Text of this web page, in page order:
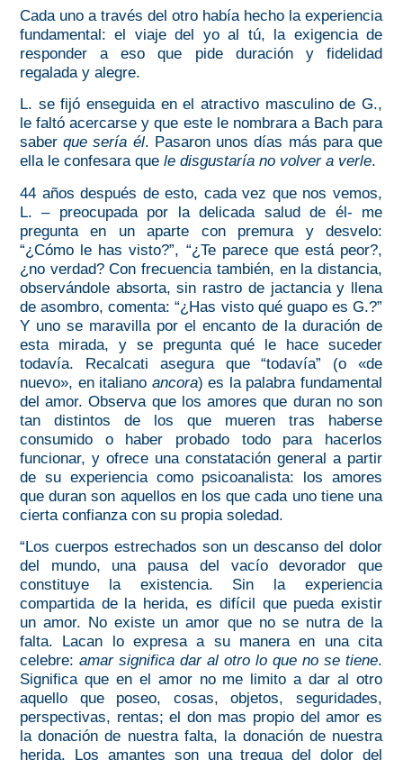
Cada uno a través del otro había hecho la experiencia
fundamental: el viaje del yo al tú, la exigencia de
responder a eso que pide duración y fidelidad
regalada y alegre.
L. se fijó enseguida en el atractivo masculino de G.,
le faltó acercarse y que este le nombrara a Bach para
saberque sería él. Pasaron unos días más para que
ella le confesara que le disgustaría no volver a verle.
44 años después de esto, cada vez que nos vemos,
L. – preocupada por la delicada salud de él- me
pregunta en un aparte con premura y desvelo:
“¿Cómo le has visto?”, “¿Te parece que está peor?,
¿no verdad? Con frecuencia también, en la distancia,
observándole absorta, sin rastro de jactancia y llena
de asombro, comenta: “¿Has visto qué guapo es G.?”
Y uno se maravilla por el encanto de la duración de
esta mirada, y se pregunta qué le hace suceder
todavía. Recalcati asegura que “todavía” (o «de
nuevo», en italiano ancora) es la palabra fundamental
del amor. Observa que los amores que duran no son
tan distintos de los que mueren tras haberse
consumido o haber probado todo para hacerlos
funcionar, y ofrece una constatación general a partir
de su experiencia como psicoanalista: los amores
que duran son aquellos en los que cada uno tiene una
cierta confianza con su propia soledad.
“Los cuerpos estrechados son un descanso del dolor
del mundo, una pausa del vacío devorador que
constituye la existencia. Sin la experiencia
compartida de la herida, es difícil que pueda existir
un amor. No existe un amor que no se nutra de la
falta. Lacan lo expresa a su manera en una cita
celebre: amar significa dar al otro lo que no se tiene.
Significa que en el amor no me limito a dar al otro
aquello que poseo, cosas, objetos, seguridades,
perspectivas, rentas; el don mas propio del amor es
la donación de nuestra falta, la donación de nuestra
herida. Los amantes son una tregua del dolor del